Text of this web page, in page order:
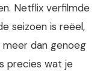
Netflix verfilmde
seizoen is reëel,
dan genoeg
precies wat je